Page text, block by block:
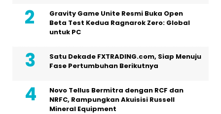
Gravity Game Unite Resmi Buka Open
Beta Test Kedua Ragnarok Zero: Global
untuk PC
Satu Dekade FXTRADING.com, Siap Menuju
Fase Pertumbuhan Berikutnya
Novo Tellus Bermitra dengan RCF dan
NRFC, Rampungkan Akuisisi Russell
Mineral Equipment